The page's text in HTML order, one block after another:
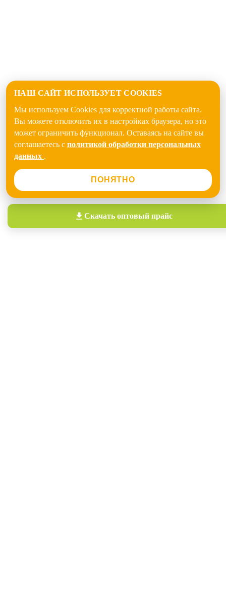
НАШ САЙТ ИСПОЛЬЗУЕТ COOKIES
Мы используем Cookies для корректной работы сайта.
Вы можете отключить их в настройках браузера, но это
может ограничить функционал. Оставаясь на сайте вы
соглашаетесь с политикой обработки персональных
данных .
ПОНЯТНО
Скачать оптовый прайс